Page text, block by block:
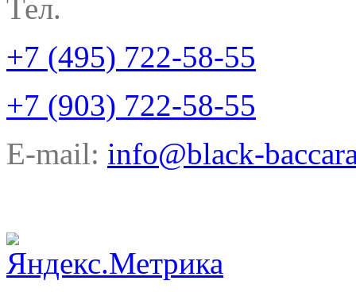
Тел.
+7 (495) 722-58-55
+7 (903) 722-58-55
E-mail: info@black-